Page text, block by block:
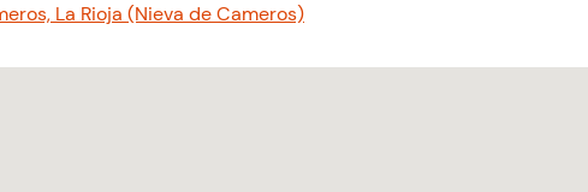
La Rioja (Nieva de Cameros)